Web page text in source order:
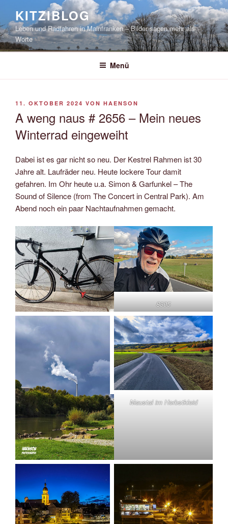
springen
KITZIBLOG
Leben und Radfahren in Mainfranken – Bilder sagen mehr als
Worte
Menü
VERÖFFENTLICHT
11. OKTOBER 2024 VON HAENSON
A weng naus # 2656 – Mein neues
Winterrad eingeweiht
Dabei ist es gar nicht so neu. Der Kestrel Rahmen ist 30
Jahre alt. Laufräder neu. Heute lockere Tour damit
gefahren. Im Ohr heute u.a. Simon & Garfunkel – The
Sound of Silence (from The Concert in Central Park). Am
Abend noch ein paar Nachtaufnahmen gemacht.
8305
Maustal im Herbstkleid